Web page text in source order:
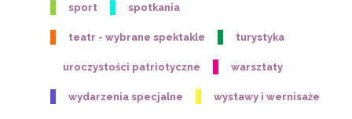
sport spotkania
teatr - wybrane spektakle turystyka
uroczystości patriotyczne warsztaty
wydarzenia specjalne wystawy i wernisaże